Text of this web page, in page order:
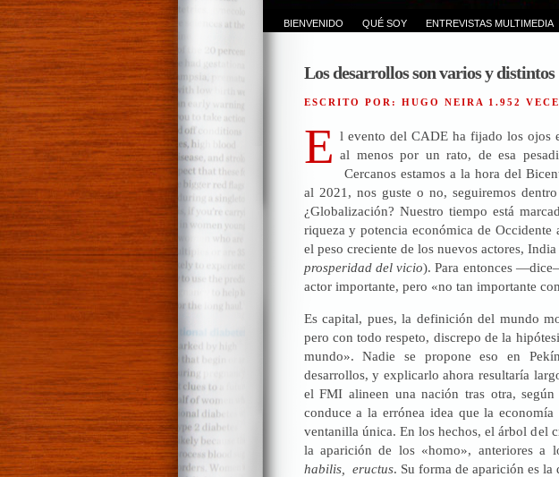
BIENVENIDO QUÉ SOY ENTREVISTAS MULTIMEDIA
Los desarrollos son varios y distintos
ESCRITO POR: HUGO NEIRA 1.952
E l evento del CADE ha fijado los ojos
al menos por un rato, de esa
Cercanos estamos a la hora del
al 2021, nos guste o no, seguiremos
¿Globalización? Nuestro tiempo está
riqueza y potencia económica de
el peso creciente de los nuevos actores,
prosperidad del vicio). Para entonces
actor importante, pero «no tan importante
Es capital, pues, la definición del mundo
pero con todo respeto, discrepo de la
mundo». Nadie se propone eso en
desarrollos, y explicarlo ahora resultaría
el FMI alineen una nación tras otra,
conduce a la errónea idea que la
ventanilla única. En los hechos, el árbol del
la aparición de los «homo», anteriores a
habilis, eructus. Su forma de aparición es la